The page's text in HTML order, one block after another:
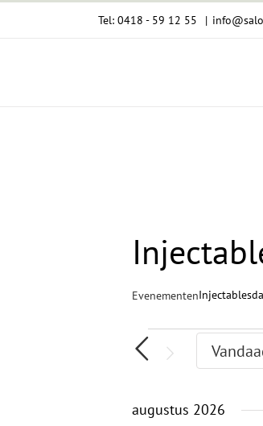
Tel: 0418 - 59 12 55 |
Evenementen
Evenementen
augustus 2026